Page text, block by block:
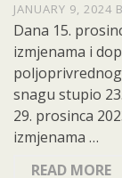
JANUARY 9, 2024
Dana 15.
izmjenama i
snagu stupio
29. prosinca
izmjenama …
READ MORE